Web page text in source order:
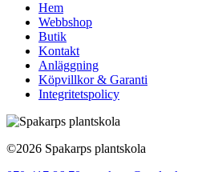
Hem
Webbshop
Butik
Kontakt
Anläggning
Köpvillkor & Garanti
Integritetspolicy
©2026 Spakarps plantskola